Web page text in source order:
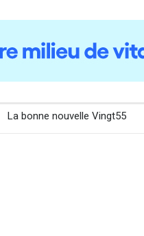
La bonne nouvelle Vingt55